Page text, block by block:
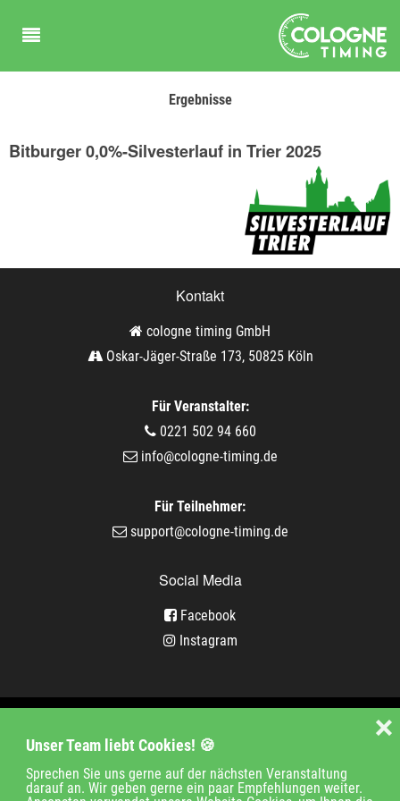
Unser Team liebt Cookies! 🍪
Sprechen Sie uns gerne auf der nächsten Veranstaltung
darauf an. Wir geben gerne ein paar Empfehlungen weiter.
❌
Ergebnisse
Bitburger 0,0%-Silvesterlauf in Trier 2025
Kontakt
cologne timing GmbH
Oskar-Jäger-Straße 173, 50825 Köln
Für Veranstalter:
0221 502 94 660
info@cologne-timing.de
Für Teilnehmer:
support@cologne-timing.de
Social Media
Facebook
Instagram
Unternehmen
Jobs Kontakt
Impressum